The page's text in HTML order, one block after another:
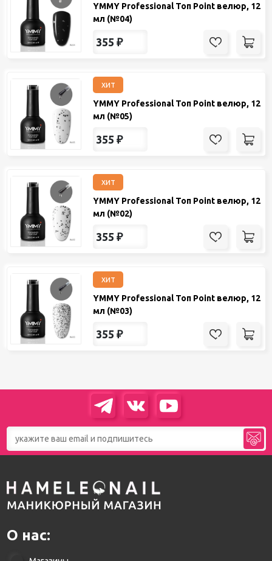
YMMY Professional Топ Point велюр, 12
мл (№04)
355 ₽
хит
YMMY Professional Топ Point велюр, 12
мл (№05)
355 ₽
хит
YMMY Professional Топ Point велюр, 12
мл (№02)
355 ₽
хит
YMMY Professional Топ Point велюр, 12
мл (№03)
355 ₽
О нас: